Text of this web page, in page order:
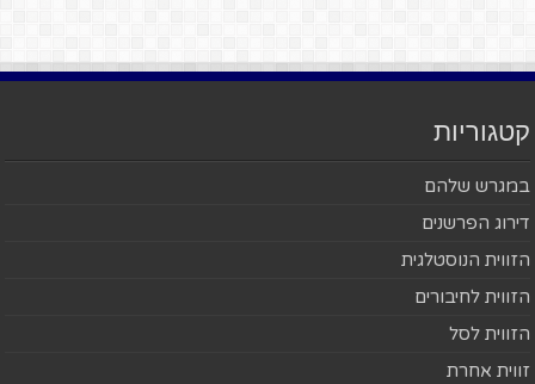
קטגוריות
במגרש שלהם
דירוג הפרשנים
הזווית הנוסטלגית
הזווית לחיבורים
הזווית לסל
זווית אחרת